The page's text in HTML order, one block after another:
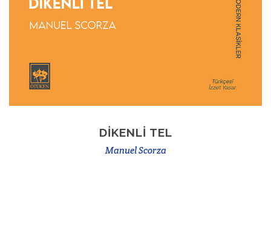
DIKENLI TEL
Manuel Scorza